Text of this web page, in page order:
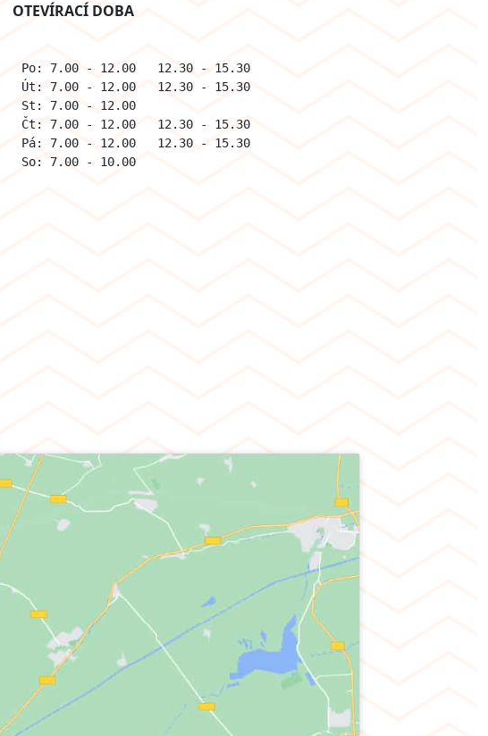
OTEVÍRACÍ DOBA
Po: 7.00 - 12.00   12.30 - 15.30
Út: 7.00 - 12.00   12.30 - 15.30
St: 7.00 - 12.00
Čt: 7.00 - 12.00   12.30 - 15.30
Pá: 7.00 - 12.00   12.30 - 15.30
So: 7.00 - 10.00